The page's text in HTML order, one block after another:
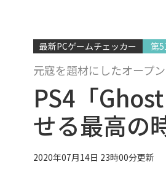
最新PCゲームチェッカー 第
元寇を題材にしたオープ
PS4「
せる最高の
2020年07月14日 23時00分更新